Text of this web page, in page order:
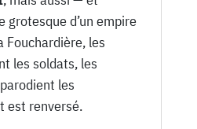
grotesque d’un empire
Fouchardière, les
les soldats, les
les
est renversé.